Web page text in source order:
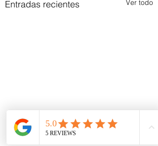
Entradas recientes Ver todo